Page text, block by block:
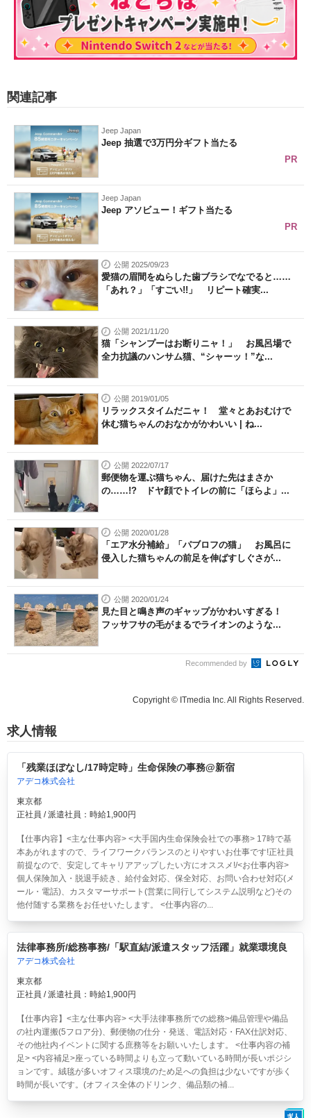
関連記事
Jeep Japan
Jeep 抽選で3万円分ギフト当たる
PR
Jeep Japan
Jeep アソビュー！ギフト当たる
PR
公開 2025/09/23
愛猫の眉間をぬらした歯ブラシでなでると……
「あれ？」「すごい!!」 リピート確実...
公開 2021/11/20
猫「シャンプーはお断りニャ！」 お風呂場で
全力抗議のハンサム猫、“シャーッ！”な...
公開 2019/01/05
リラックスタイムだニャ！ 堂々とあおむけで
休む猫ちゃんのおなかがかわいい | ね...
公開 2022/07/17
郵便物を運ぶ猫ちゃん、届けた先はまさか
の……!? ドヤ顔でトイレの前に「ほらよ」...
公開 2020/01/28
「エア水分補給」「パブロフの猫」 お風呂に
侵入した猫ちゃんの前足を伸ばすしぐさが...
公開 2020/01/24
見た目と鳴き声のギャップがかわいすぎる！
フッサフサの毛がまるでライオンのような...
Recommended by
Copyright © ITmedia Inc. All Rights Reserved.
求人情報
「残業ほぼなし/17時定時」生命保険の事務@新宿
アデコ株式会社
東京都
正社員 / 派遣社員：時給1,900円
【仕事内容】<主な仕事内容> <大手国内生命保険会社での事務> 17時で基
本あがれますので、ライフワークバランスのとりやすいお仕事です!正社員
前提なので、安定してキャリアアップしたい方にオススメ!/<お仕事内容>
個人保険加入・脱退手続き、給付金対応、保全対応、お問い合わせ対応(メ
ール・電話)、カスタマーサポート(営業に同行してシステム説明など)その
他付随する業務をお任せいたします。 <仕事内容の...
法律事務所/総務事務/「駅直結/派遣スタッフ活躍」就業環境良
アデコ株式会社
東京都
正社員 / 派遣社員：時給1,900円
【仕事内容】<主な仕事内容> <大手法律事務所での総務>備品管理や備品
の社内運搬(5フロア分)、郵便物の仕分・発送、電話対応・FAX仕訳対応、
その他社内イベントに関する庶務等をお願いいたします。 <仕事内容の補
足> <内容補足>座っている時間よりも立って動いている時間が長いポジシ
ョンです。絨毯が多いオフィス環境のため足への負担は少ないですが歩く
時間が長いです。(オフィス全体のドリンク、備品類の補...